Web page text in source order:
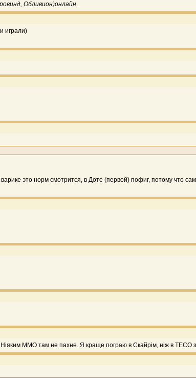
Обливион)онлайн.
играли)
это норм смотрится, в Доте (первой) пофиг, потому что
ММО там не пахне. Я краще пограю в Скайрім, ніж в ТЕСО